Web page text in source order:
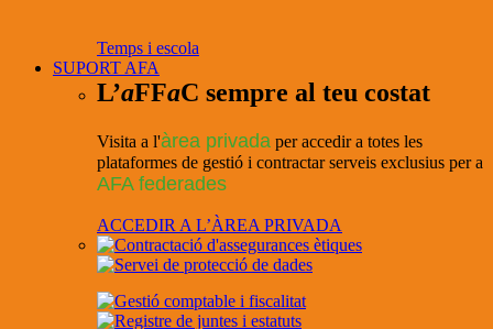
Temps i escola
SUPORT AFA
L’aFFaC sempre al teu costat
Visita a l'àrea privada per accedir a totes les
plataformes de gestió i contractar serveis exclusius per a
AFA federades
ACCEDIR A L’ÀREA PRIVADA